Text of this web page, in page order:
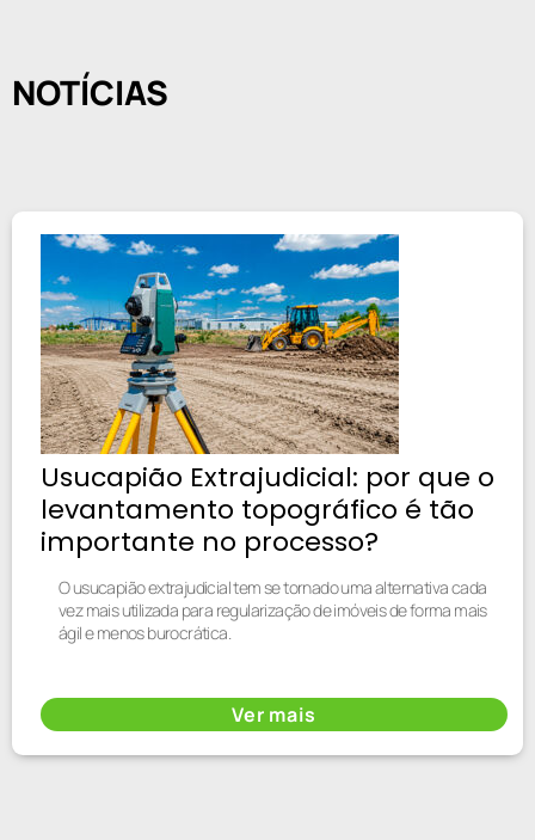
NOTÍCIAS
Usucapião Extrajudicial: por que o
levantamento topográfico é tão
importante no processo?
O usucapião extrajudicial tem se tornado uma alternativa cada
vez mais utilizada para regularização de imóveis de forma mais
ágil e menos burocrática.
Ver mais